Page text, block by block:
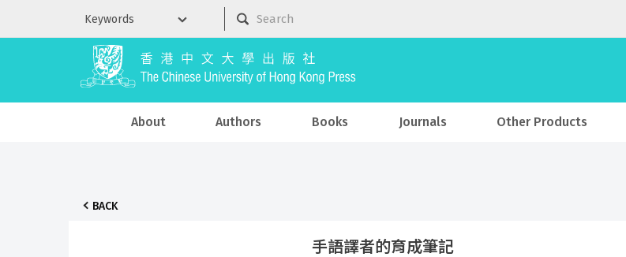
About Authors Books Journals Other Products
BACK
手語譯者的育成筆記